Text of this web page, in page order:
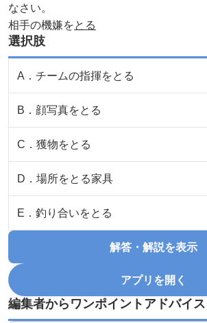
なさい。
相手の機嫌をとる
選択肢
A ． チームの指揮をとる
B ． 顔写真をとる
C ． 獲物をとる
D ． 場所をとる家具
E ． 釣り合いをとる
解答・解説を表示
アプリを開く
編集者からワンポイントアドバイス